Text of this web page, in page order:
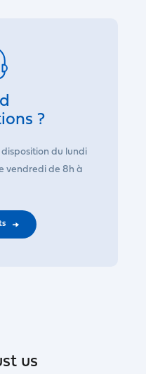
?
du lundi
vendredi de 8h à
us